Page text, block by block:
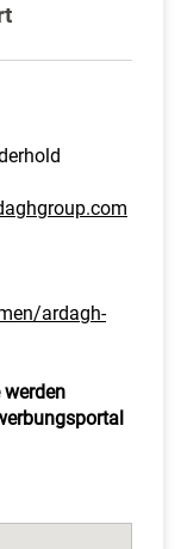
ardagh-